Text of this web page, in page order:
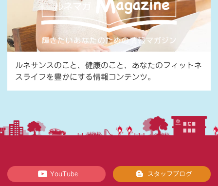
ルネサンスのこと、健康のこと、あなたのフィットネ
スライフを豊かにする情報コンテンツ。
YouTube スタッフブログ